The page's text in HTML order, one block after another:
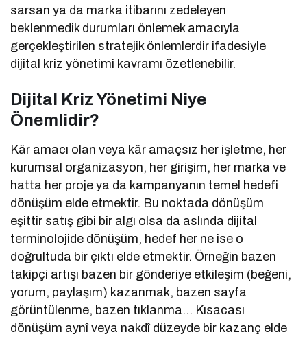
sarsan ya da marka itibarını zedeleyen
beklenmedik durumları önlemek amacıyla
gerçekleştirilen stratejik önlemlerdir ifadesiyle
dijital kriz yönetimi kavramı özetlenebilir.
Dijital Kriz Yönetimi Niye
Önemlidir?
Kâr amacı olan veya kâr amaçsız her işletme, her
kurumsal organizasyon, her girişim, her marka ve
hatta her proje ya da kampanyanın temel hedefi
dönüşüm elde etmektir. Bu noktada dönüşüm
eşittir satış gibi bir algı olsa da aslında dijital
terminolojide dönüşüm, hedef her ne ise o
doğrultuda bir çıktı elde etmektir. Örneğin bazen
takipçi artışı bazen bir gönderiye etkileşim (beğeni,
yorum, paylaşım) kazanmak, bazen sayfa
görüntülenme, bazen tıklanma… Kısacası
dönüşüm aynî veya nakdî düzeyde bir kazanç elde